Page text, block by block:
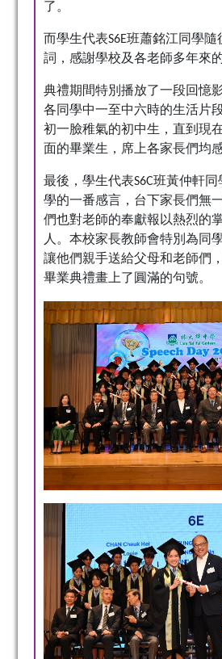
了。
而學生代表S6E班蕭銘江同學
詞，感謝學校及各老師多年來
典禮期間特別播放了一段回憶
各同學中一至中六時的生活片
初一臉稚氣的初中生，直到現
面的畢業生，席上各家長們均
最後，學生代表S6C班黃仲軒同
學的一番感言，台下家長們無
們也對老師的奉獻報以熱烈的
人。本校家長教師會特別為同
讓他們親手送給父母和老師們
畢業典禮畫上了圓滿的句號。